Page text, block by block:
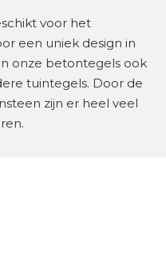
voor het
een uniek design in
onze betontegels ook
tuintegels. Door de
zijn er heel veel